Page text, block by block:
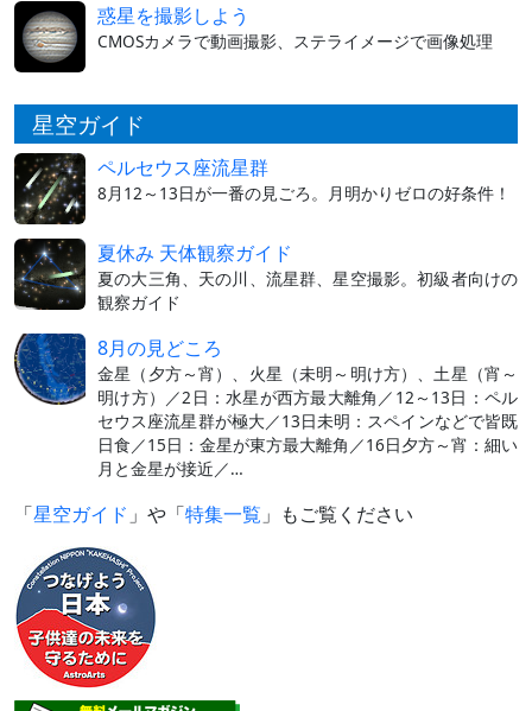
惑星を撮影しよう
CMOSカメラで動画撮影、ステライメージで画像処理
星空ガイド
ペルセウス座流星群
8月12～13日が一番の見ごろ。月明かりゼロの好条件！
夏休み 天体観察ガイド
夏の大三角、天の川、流星群、星空撮影。初級者向けの
観察ガイド
8月の見どころ
金星（夕方～宵）、火星（未明～明け方）、土星（宵～
明け方）／2日：水星が西方最大離角／12～13日：ペル
セウス座流星群が極大／13日未明：スペインなどで皆既
日食／15日：金星が東方最大離角／16日夕方～宵：細い
月と金星が接近／…
「星空ガイド 」や「特集一覧 」もご覧ください